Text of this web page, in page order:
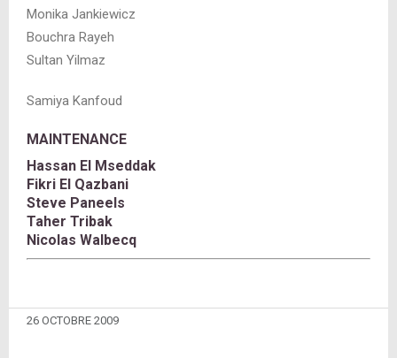
Monika Jankiewicz
Bouchra Rayeh
Sultan Yilmaz
Samiya Kanfoud
MAINTENANCE
Hassan El Mseddak
Fikri El Qazbani
Steve Paneels
Taher Tribak
Nicolas Walbecq
26 OCTOBRE 2009